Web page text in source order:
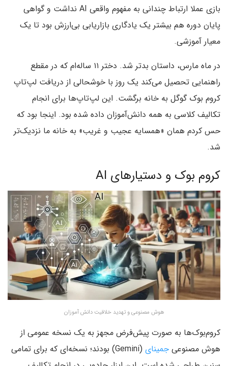
بازی عملا ارتباط چندانی به مفهوم واقعی AI نداشت و گواهی
پایان دوره هم بیشتر یک یادگاری بازاریابی بی‌ارزش بود تا یک
معیار آموزشی.
در ماه مارس، داستان بدتر شد. دختر ۱۱ ساله‌ام که در مقطع
راهنمایی تحصیل می‌کند یک روز با خوشحالی از دریافت لپ‌تاپ‌
کروم بوک گوگل به خانه برگشت. این لپ‌تاپ‌‌ها برای انجام
تکالیف کلاسی به همه دانش‌آموزان داده شده بود. اینجا بود که
حس کردم همان «همسایه عجیب و غریب» به خانه‌ ما نزدیک‌تر
شد.
کروم بوک و دستیارهای AI
هوش مصنوعی و تهدید خلاقیت دانش آموزان
کروم‌بوک‌ها به صورت پیش‌فرض مجهز به یک نسخه عمومی از
هوش مصنوعی جمینای
(Gemini) بودند؛ نسخه‌ای که برای تمامی